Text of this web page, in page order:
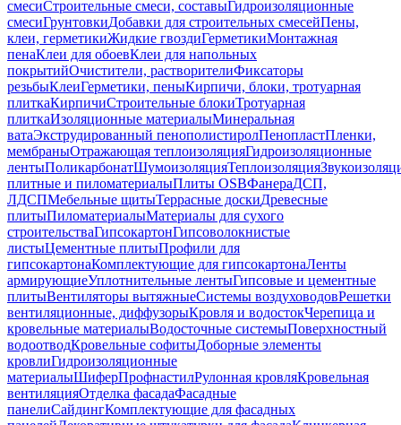
смесиСтроительные смеси, составыГидроизоляционные
смесиГрунтовкиДобавки для строительных смесейПены,
клеи, герметикиЖидкие гвоздиГерметикиМонтажная
пенаКлеи для обоевКлеи для напольных
покрытийОчистители, растворителиФиксаторы
резьбыКлеиГерметики, пеныКирпичи, блоки, тротуарная
плиткаКирпичиСтроительные блокиТротуарная
плиткаИзоляционные материалыМинеральная
ватаЭкструдированный пенополистиролПенопластПленки,
мембраныОтражающая теплоизоляцияГидроизоляционные
лентыПоликарбонатШумоизоляцияТеплоизоляция
плитные и пиломатериалыПлиты OSBФанераДСП,
ЛДСПМебельные щитыТеррасные доскиДревесные
плитыПиломатериалыМатериалы для сухого
строительстваГипсокартонГипсоволокнистые
листыЦементные плитыПрофили для
гипсокартонаКомплектующие для гипсокартонаЛенты
армирующиеУплотнительные лентыГипсовые и цементные
плитыВентиляторы вытяжныеСистемы воздуховодовРешетки
вентиляционные, диффузорыКровля и водостокЧерепица и
кровельные материалыВодосточные системыПоверхностный
водоотводКровельные софитыДоборные элементы
кровлиГидроизоляционные
материалыШиферПрофнастилРулонная кровляКровельная
вентиляцияОтделка фасадаФасадные
панелиСайдингКомплектующие для фасадных